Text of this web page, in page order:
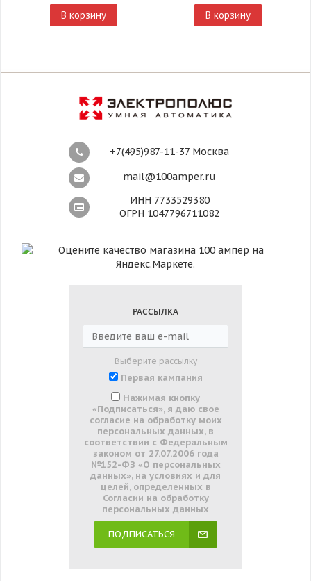
В корзину В корзину
+7(495)987-11-37 Москва
mail@100amper.ru
ИНН 7733529380
ОГРН 1047796711082
РАССЫЛКА
Выберите рассылку
Первая кампания
Нажимая кнопку
«Подписаться», я даю свое
согласие на обработку моих
персональных данных, в
соответствии с Федеральным
законом от 27.07.2006 года
№152-ФЗ «О персональных
данных», на условиях и для
целей, определенных в
Согласии на обработку
персональных данных
ПОДПИСАТЬСЯ